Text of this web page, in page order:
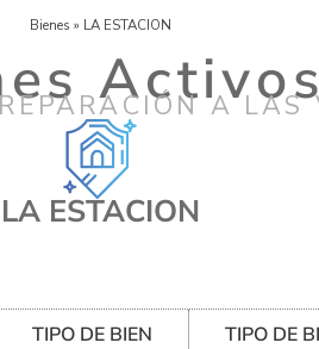
Bienes » LA ESTACION
Activos
A LAS
LA ESTACION
TIPO DE BIEN TIPO DE